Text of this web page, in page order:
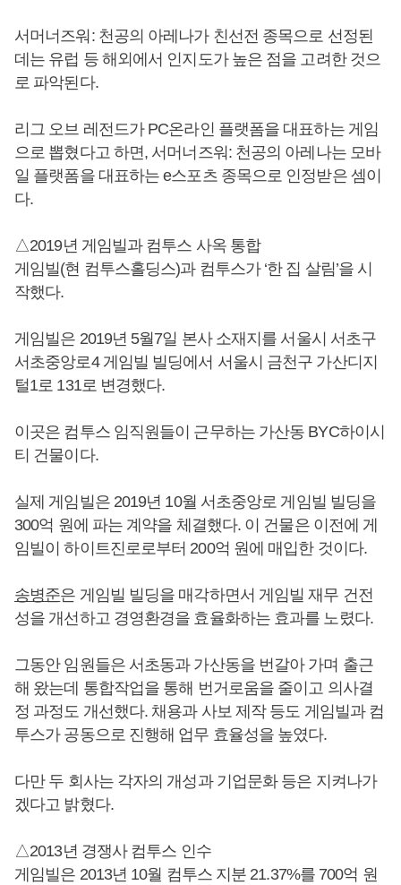
서머너즈워: 천공의 아레나가 친선전 종목으로 선정된
데는 유럽 등 해외에서 인지도가 높은 점을 고려한 것으
로 파악된다.
리그 오브 레전드가 PC온라인 플랫폼을 대표하는 게임
으로 뽑혔다고 하면, 서머너즈워: 천공의 아레나는 모바
일 플랫폼을 대표하는 e스포츠 종목으로 인정받은 셈이
다.
△2019년 게임빌과 컴투스 사옥 통합
게임빌(현 컴투스홀딩스)과 컴투스가 ‘한 집 살림’을 시
작했다.
게임빌은 2019년 5월7일 본사 소재지를 서울시 서초구
서초중앙로4 게임빌 빌딩에서 서울시 금천구 가산디지
털1로 131로 변경했다.
이곳은 컴투스 임직원들이 근무하는 가산동 BYC하이시
티 건물이다.
실제 게임빌은 2019년 10월 서초중앙로 게임빌 빌딩을
300억 원에 파는 계약을 체결했다. 이 건물은 이전에 게
임빌이 하이트진로로부터 200억 원에 매입한 것이다.
송병준은 게임빌 빌딩을 매각하면서 게임빌 재무 건전
성을 개선하고 경영환경을 효율화하는 효과를 노렸다.
그동안 임원들은 서초동과 가산동을 번갈아 가며 출근
해 왔는데 통합작업을 통해 번거로움을 줄이고 의사결
정 과정도 개선했다. 채용과 사보 제작 등도 게임빌과 컴
투스가 공동으로 진행해 업무 효율성을 높였다.
다만 두 회사는 각자의 개성과 기업문화 등은 지켜나가
겠다고 밝혔다.
△2013년 경쟁사 컴투스 인수
게임빌은 2013년 10월 컴투스 지분 21.37%를 700억 원